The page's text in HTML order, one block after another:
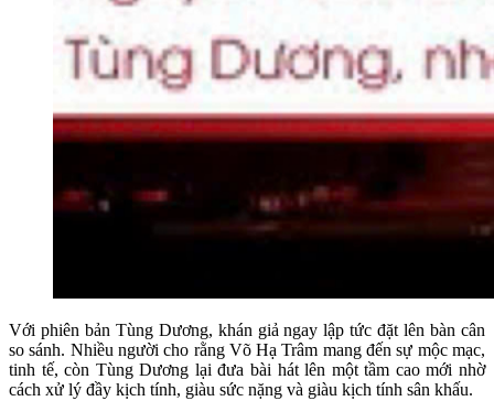
Với phiên bản Tùng Dương, khán giả ngay lập tức đặt lên bàn cân
so sánh. Nhiều người cho rằng Võ Hạ Trâm mang đến sự mộc mạc,
tinh tế, còn Tùng Dương lại đưa bài hát lên một tầm cao mới nhờ
cách xử lý đầy kịch tính, giàu sức nặng và giàu kịch tính sân khấu.